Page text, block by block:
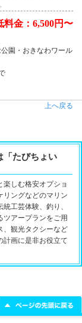
料金：6,500円〜
園・おきなわワール
上へ戻る
「たびちょい
楽しむ格安オプショ
リングなどのマリン
工芸体験、釣り、
ツアープランをご用
、観光タクシーなど
計画に是非お役立て